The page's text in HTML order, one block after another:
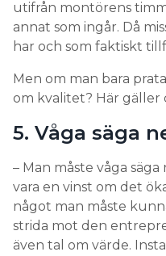
utifrån montörens
annat som ingår. Då
har och som faktiskt
Men om man bara
om kvalitet? Här gäller
5. Våga säga
– Man måste våga
vara en vinst om det
något man måste
strida mot den
även tal om värde.